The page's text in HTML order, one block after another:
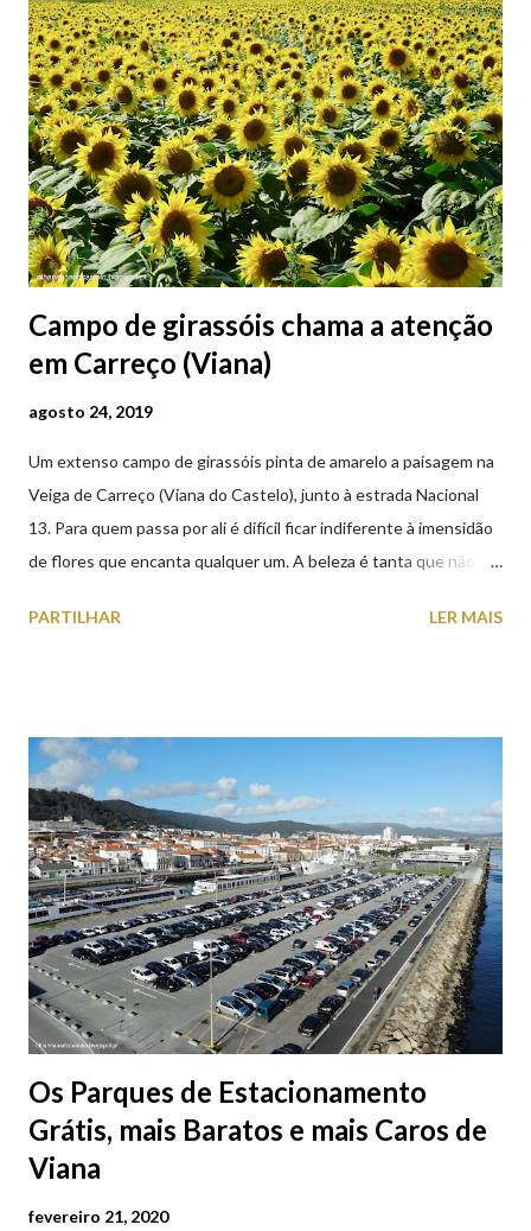
Campo de girassóis chama a atenção
em Carreço (Viana)
agosto 24, 2019
Um extenso campo de girassóis pinta de amarelo a paisagem na
Veiga de Carreço (Viana do Castelo), junto à estrada Nacional
13. Para quem passa por ali é difícil ficar indiferente à imensidão
de flores que encanta qualquer um. A beleza é tanta que não
aproveite a paisagem como cenário para tirar algumas
PARTILHAR LER MAIS
Os Parques de Estacionamento
Grátis, mais Baratos e mais Caros de
Viana
fevereiro 21, 2020